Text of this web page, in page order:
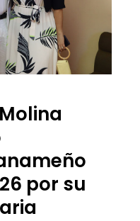
por su